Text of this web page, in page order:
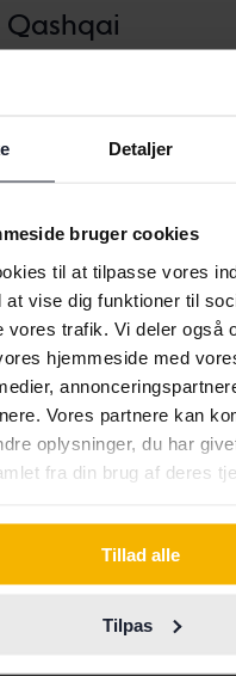
Detaljer
bruger cookies
til at tilpasse vores
at vise dig funktioner til
vores trafik. Vi deler også
hjemmeside med
Vores partnere kan
oplysninger, du har
fra din brug af deres
Tillad alle
Tilpas
Qashqai
kilometer
er på vej
Vis 4 af 4 hits
Nissan Qashqai
Nissan Navara